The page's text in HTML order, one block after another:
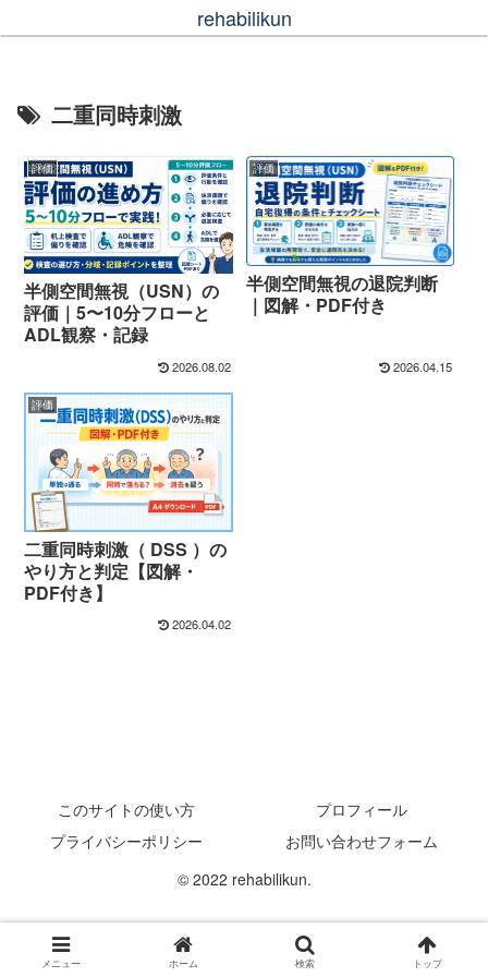
rehabilikun
二重同時刺激
評価
半側空間無視（USN）の
評価｜5〜10分フローと
ADL観察・記録
2026.08.02
評価
半側空間無視の退院判断
｜図解・PDF付き
2026.04.15
評価
二重同時刺激（ DSS ）の
やり方と判定【図解・
PDF付き】
2026.04.02
このサイトの使い方
プロフィール
プライバシーポリシー
お問い合わせフォーム
© 2022 rehabilikun.
メニュー ホーム 検索 トップ